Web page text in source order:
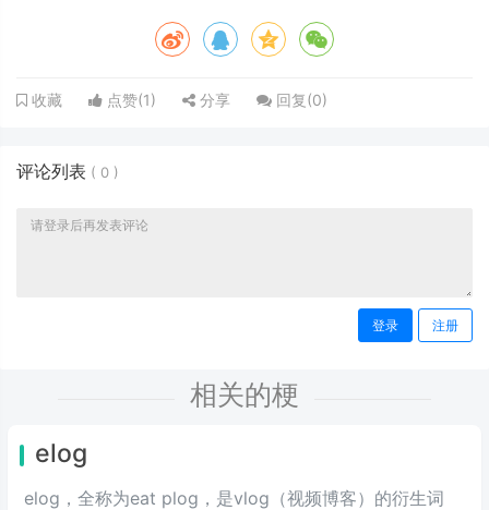
收藏 点赞(1) 分享 回复(0)
评论列表 ( 0 )
登录 注册
相关的梗
elog
elog，全称为eat plog，是vlog（视频博客）的衍生词